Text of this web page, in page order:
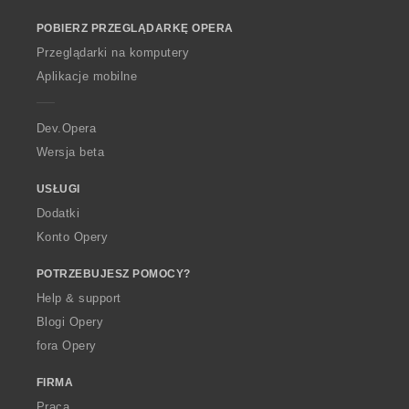
w
O
p
a
POBIERZ PRZEGLĄDARKĘ OPERA
Przeglądarki na komputery
Aplikacje mobilne
Dev.Opera
Wersja beta
USŁUGI
Dodatki
Konto Opery
POTRZEBUJESZ POMOCY?
Help & support
Blogi Opery
fora Opery
FIRMA